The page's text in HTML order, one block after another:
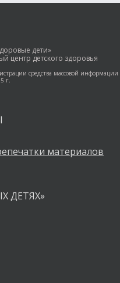
дети»
центр детского здоровья
средства массовой
г.
материалов
ДЕТЯХ»